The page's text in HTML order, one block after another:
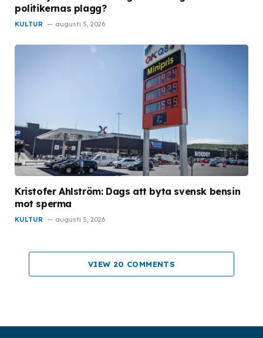
politikernas plagg?
KULTUR augusti 5, 2026
Kristofer Ahlström: Dags att byta svensk bensin
mot sperma
KULTUR augusti 5, 2026
VIEW 20 COMMENTS